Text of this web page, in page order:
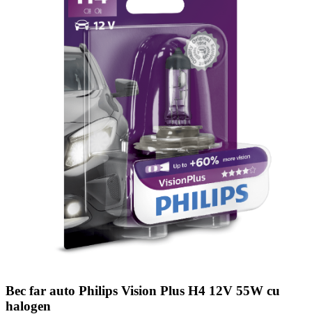
Bec far auto Philips Vision Plus H4 12V 55W cu
halogen